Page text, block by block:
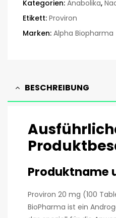
Kategorien: Anabolika,
Etikett: Proviron
Marken: Alpha Biopharma
BESCHREIBUNG
Produktname
Proviron 20 mg (100
BioPharma ist ein